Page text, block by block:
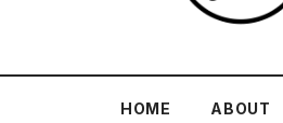
HOME ABOUT